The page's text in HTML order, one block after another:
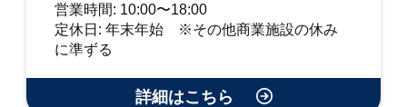
営業時間: 10:00〜18:00
定休日: 年末年始 ※その他商業施設の休み
に準ずる
詳細はこちら